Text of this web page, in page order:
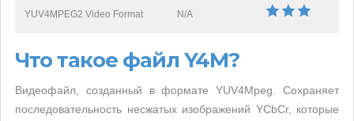
YUV4MPEG2 Video Format N/A
Что такое файл Y4M?
Видеофайл, созданный в формате YUV4Mpeg. Сохраняет
последовательность несжатых изображений YCbCr, которые